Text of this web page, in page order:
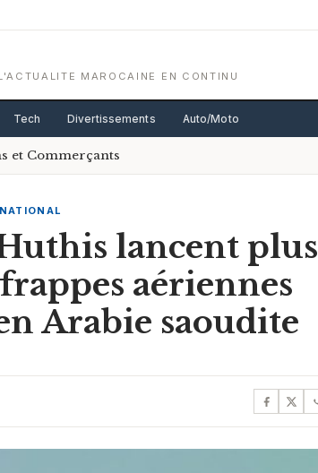
MAROCAINE EN CONTINU
Tech Divertissements Auto/Moto
et Commerçants
lancent plus
aériennes
Arabie saoudite